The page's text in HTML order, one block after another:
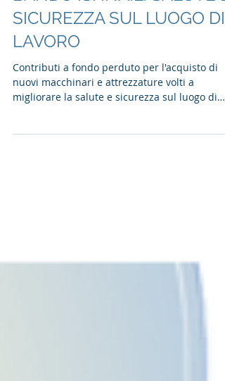
BANDO ISI INAIL: SALUTE E
SICUREZZA SUL LUOGO DI
LAVORO
Contributi a fondo perduto per l'acquisto di
migliorare la salute e sicurezza sul luogo di